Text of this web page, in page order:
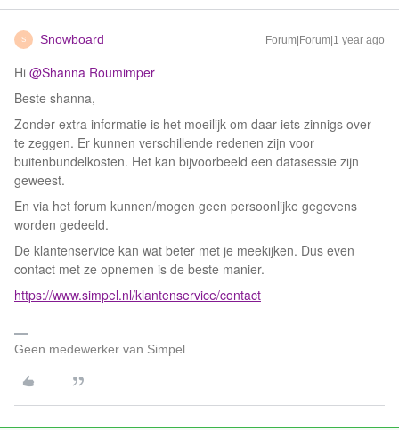
S Snowboard Forum|Forum|1 year ago
Hi ​ @Shanna Roumimper
Beste shanna,
Zonder extra informatie is het moeilijk om daar iets zinnigs over
te zeggen. Er kunnen verschillende redenen zijn voor
buitenbundelkosten. Het kan bijvoorbeeld een datasessie zijn
geweest.
En via het forum kunnen/mogen geen persoonlijke gegevens
worden gedeeld.
De klantenservice kan wat beter met je meekijken. Dus even
contact met ze opnemen is de beste manier.
https://www.simpel.nl/klantenservice/contact
Geen medewerker van Simpel.